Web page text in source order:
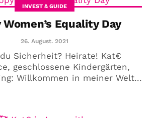
INVEST & GUIDE
Women’s Equality Day
26. August. 2021
Sicherheit? Heirate! Kat€
geschlossene Kindergärten,
Willkommen in meiner Welt...